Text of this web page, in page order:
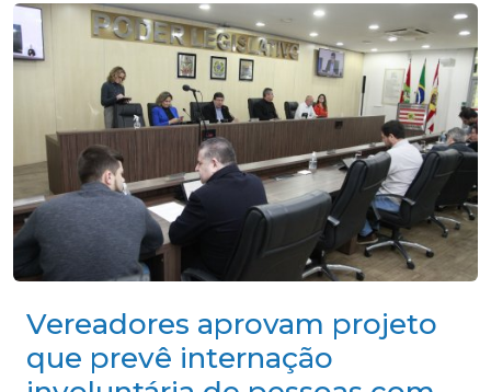
Vereadores aprovam projeto
que prevê internação